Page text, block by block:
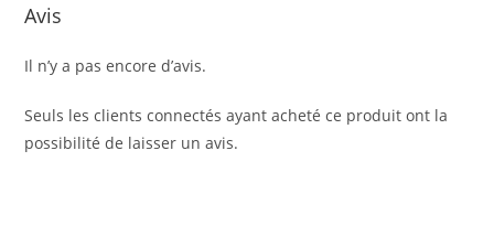
Avis
Il n’y a pas encore d’avis.
Seuls les clients connectés ayant acheté ce produit ont la
possibilité de laisser un avis.